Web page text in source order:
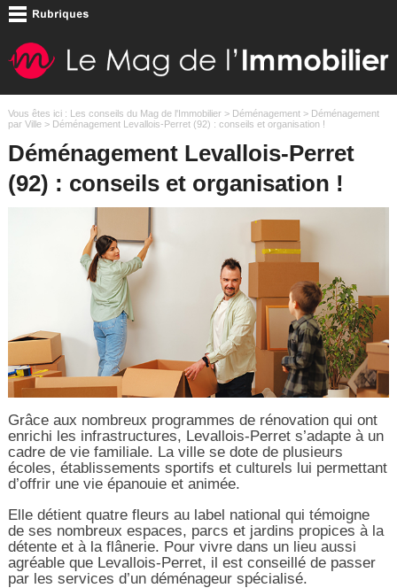
Vous êtes ici : Les conseils du Mag de l'Immobilier> Déménagement> Déménagement
par Ville> Déménagement Levallois-Perret (92) : conseils et organisation !
Déménagement Levallois-Perret
(92) : conseils et organisation !
Grâce aux nombreux programmes de rénovation qui ont
enrichi les infrastructures, Levallois-Perret s’adapte à un
cadre de vie familiale. La ville se dote de plusieurs
écoles, établissements sportifs et culturels lui permettant
d’offrir une vie épanouie et animée.
Elle détient quatre fleurs au label national qui témoigne
de ses nombreux espaces, parcs et jardins propices à la
détente et à la flânerie. Pour vivre dans un lieu aussi
agréable que Levallois-Perret, il est conseillé de passer
par les services d’un déménageur spécialisé.